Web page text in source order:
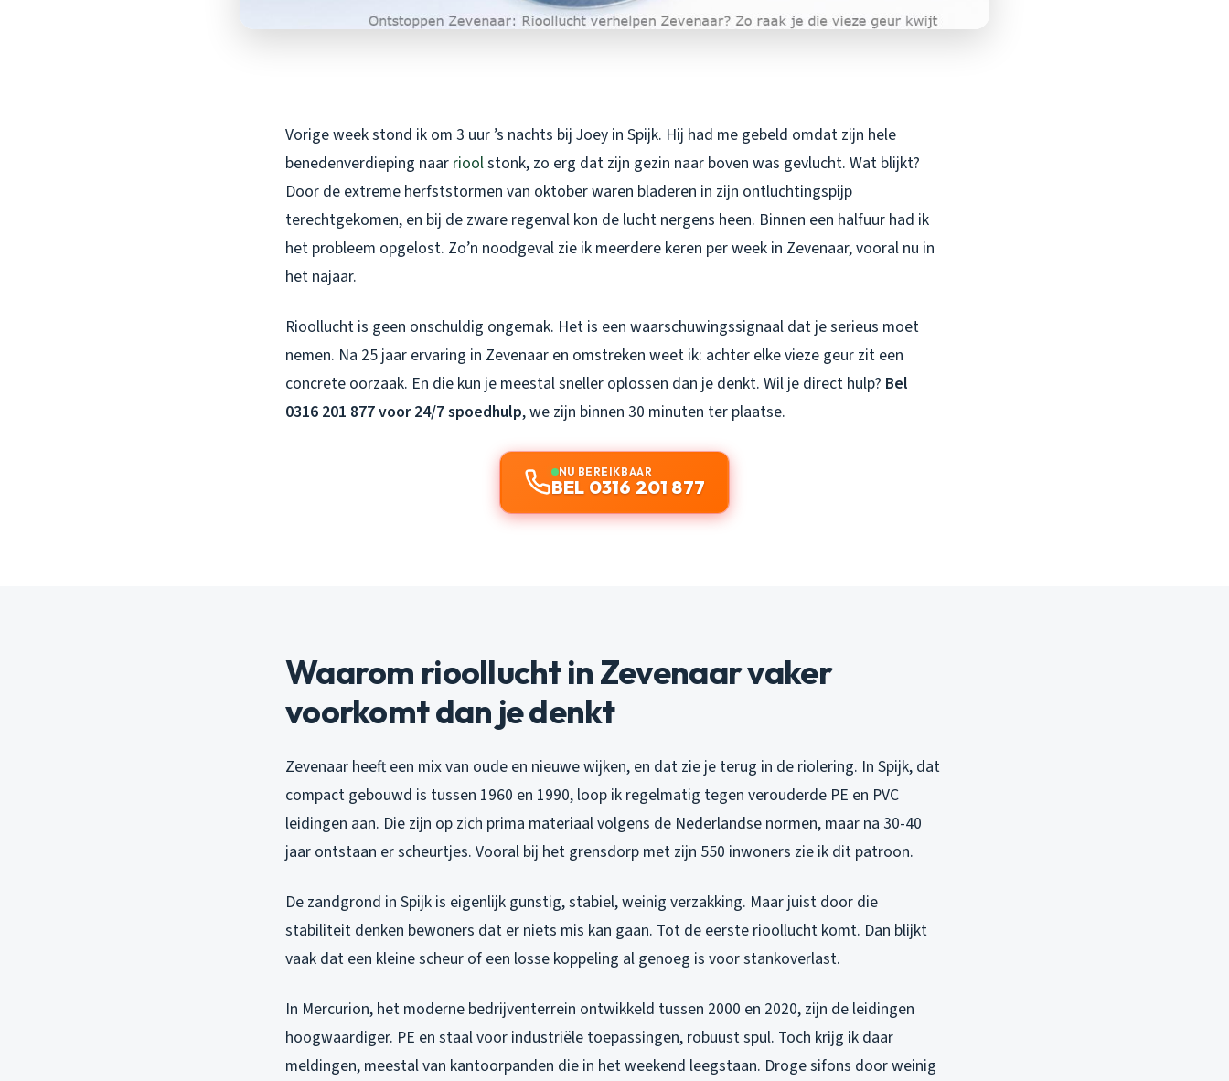
Vorige week stond ik om 3 uur ’s nachts bij Joey in Spijk. Hij had me gebeld omdat zijn hele
benedenverdieping naar rioolstonk, zo erg dat zijn gezin naar boven was gevlucht. Wat blijkt?
Door de extreme herfststormen van oktober waren bladeren in zijn ontluchtingspijp
terechtgekomen, en bij de zware regenval kon de lucht nergens heen. Binnen een halfuur had ik
het probleem opgelost. Zo’n noodgeval zie ik meerdere keren per week in Zevenaar, vooral nu in
het najaar.
Rioollucht is geen onschuldig ongemak. Het is een waarschuwingssignaal dat je serieus moet
nemen. Na 25 jaar ervaring in Zevenaar en omstreken weet ik: achter elke vieze geur zit een
concrete oorzaak. En die kun je meestal sneller oplossen dan je denkt. Wil je direct hulp? Bel
0316 201 877 voor 24/7 spoedhulp, we zijn binnen 30 minuten ter plaatse.
NU BEREIKBAAR
BEL 0316 201 877
Waarom rioollucht in Zevenaar vaker
voorkomt dan je denkt
Zevenaar heeft een mix van oude en nieuwe wijken, en dat zie je terug in de riolering. In Spijk, dat
compact gebouwd is tussen 1960 en 1990, loop ik regelmatig tegen verouderde PE en PVC
leidingen aan. Die zijn op zich prima materiaal volgens de Nederlandse normen, maar na 30-40
jaar ontstaan er scheurtjes. Vooral bij het grensdorp met zijn 550 inwoners zie ik dit patroon.
De zandgrond in Spijk is eigenlijk gunstig, stabiel, weinig verzakking. Maar juist door die
stabiliteit denken bewoners dat er niets mis kan gaan. Tot de eerste rioollucht komt. Dan blijkt
vaak dat een kleine scheur of een losse koppeling al genoeg is voor stankoverlast.
In Mercurion, het moderne bedrijventerrein ontwikkeld tussen 2000 en 2020, zijn de leidingen
hoogwaardiger. PE en staal voor industriële toepassingen, robuust spul. Toch krijg ik daar
meldingen, meestal van kantoorpanden die in het weekend leegstaan. Droge sifons door weinig